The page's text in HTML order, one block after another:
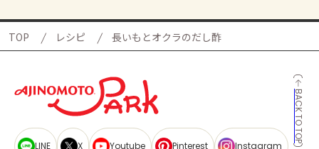
TOP レシピ 長いもとオクラのだし酢
BACK TO TOP
LINE X Youtube Pinterest Instagram